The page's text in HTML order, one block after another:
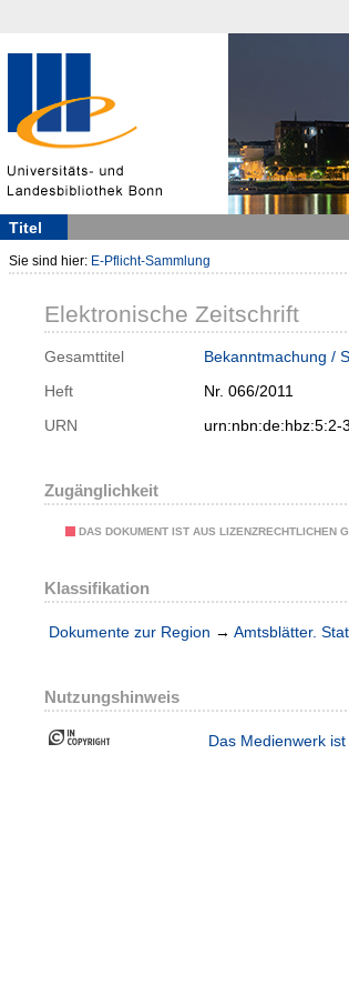
Titel
Sie sind hier: E-Pflicht-Sammlung
Elektronische Zeitschrift
Gesamttitel
Bekanntmachung /
Heft
Nr. 066/2011
URN
urn:nbn:de:hbz:5:2-
Zugänglichkeit
DAS DOKUMENT IST AUS LIZENZRECHTLICHEN
Klassifikation
Dokumente zur Region → Amtsblätter.
Nutzungshinweis
Das Medienwerk